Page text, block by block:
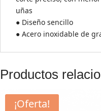
uñas
● Diseño sencillo
● Acero inoxidable de
Productos
¡Oferta!